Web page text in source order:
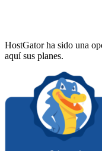
HostGator ha sido una
aquí sus planes.